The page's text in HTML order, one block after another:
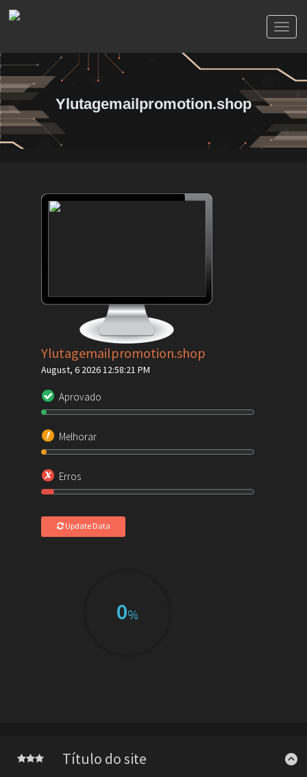
Ylutagemailpromotion.shop
Ylutagemailpromotion.shop
August, 6 2026 12:58:21 PM
Aprovado
Melhorar
Erros
Update Data
0%
Título do site